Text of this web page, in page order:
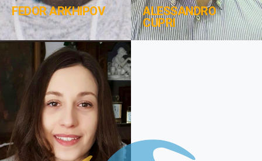
FEDOR ARKHIPOV
ALESSANDRO
CUPRI